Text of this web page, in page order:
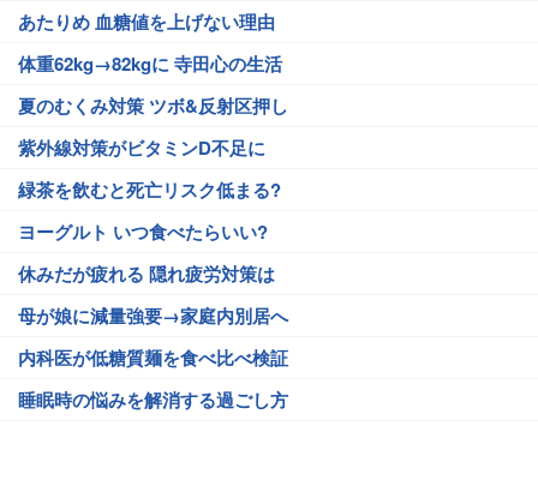
あたりめ 血糖値を上げない理由
体重62kg→82kgに 寺田心の生活
夏のむくみ対策 ツボ&反射区押し
紫外線対策がビタミンD不足に
緑茶を飲むと死亡リスク低まる?
ヨーグルト いつ食べたらいい?
休みだが疲れる 隠れ疲労対策は
母が娘に減量強要→家庭内別居へ
内科医が低糖質麺を食べ比べ検証
睡眠時の悩みを解消する過ごし方